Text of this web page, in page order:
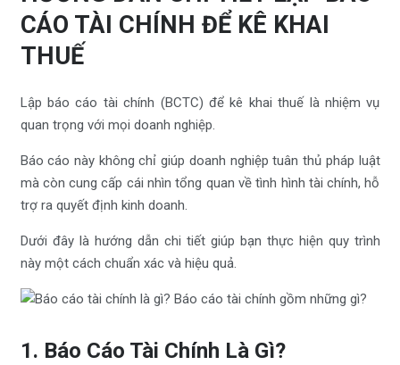
CÁO TÀI CHÍNH ĐỂ KÊ KHAI
THUẾ
Lập báo cáo tài chính (BCTC) để kê khai thuế là nhiệm vụ
quan trọng với mọi doanh nghiệp.
Báo cáo này không chỉ giúp doanh nghiệp tuân thủ pháp luật
mà còn cung cấp cái nhìn tổng quan về tình hình tài chính, hỗ
trợ ra quyết định kinh doanh.
Dưới đây là hướng dẫn chi tiết giúp bạn thực hiện quy trình
này một cách chuẩn xác và hiệu quả.
1. Báo Cáo Tài Chính Là Gì?